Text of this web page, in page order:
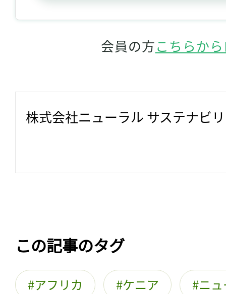
会員の方こちらか
株式会社ニューラル サステナビ
この記事のタグ
アフリカ ケニア ニ